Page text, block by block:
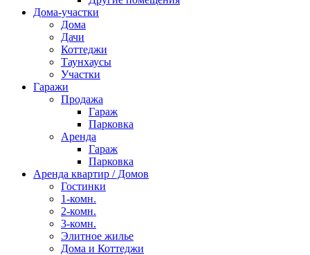
Дома-участки
Дома
Дачи
Коттеджи
Таунхаусы
Участки
Гаражи
Продажа
Гараж
Парковка
Аренда
Гараж
Парковка
Аренда квартир / Домов
Гостинки
1-комн.
2-комн.
3-комн.
Элитное жилье
Дома и Коттеджи